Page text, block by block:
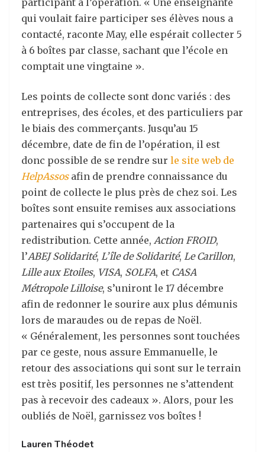
participant à l’opération. « Une enseignante
qui voulait faire participer ses élèves nous a
contacté, raconte May, elle espérait collecter 5
à 6 boîtes par classe, sachant que l’école en
comptait une vingtaine ».
Les points de collecte sont donc variés : des
entreprises, des écoles, et des particuliers par
le biais des commerçants. Jusqu’au 15
décembre, date de fin de l’opération, il est
donc possible de se rendre sur le site web de
HelpAssosafin de prendre connaissance du
point de collecte le plus près de chez soi. Les
boîtes sont ensuite remises aux associations
partenaires qui s’occupent de la
redistribution. Cette année, Action FROID,
l’ABEJ Solidarité, L’île de Solidarité, Le Carillon,
Lille aux Etoiles, VISA, SOLFA, et CASA
Métropole Lilloise, s’uniront le 17 décembre
afin de redonner le sourire aux plus démunis
lors de maraudes ou de repas de Noël.
« Généralement, les personnes sont touchées
par ce geste, nous assure Emmanuelle, le
retour des associations qui sont sur le terrain
est très positif, les personnes ne s’attendent
pas à recevoir des cadeaux ». Alors, pour les
oubliés de Noël, garnissez vos boîtes !
Lauren Théodet